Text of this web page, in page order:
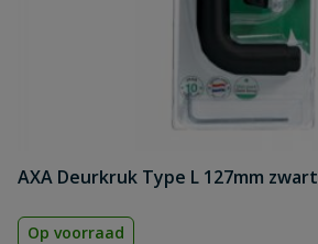
AXA Deurkruk Type L 127mm zwart
Op voorraad